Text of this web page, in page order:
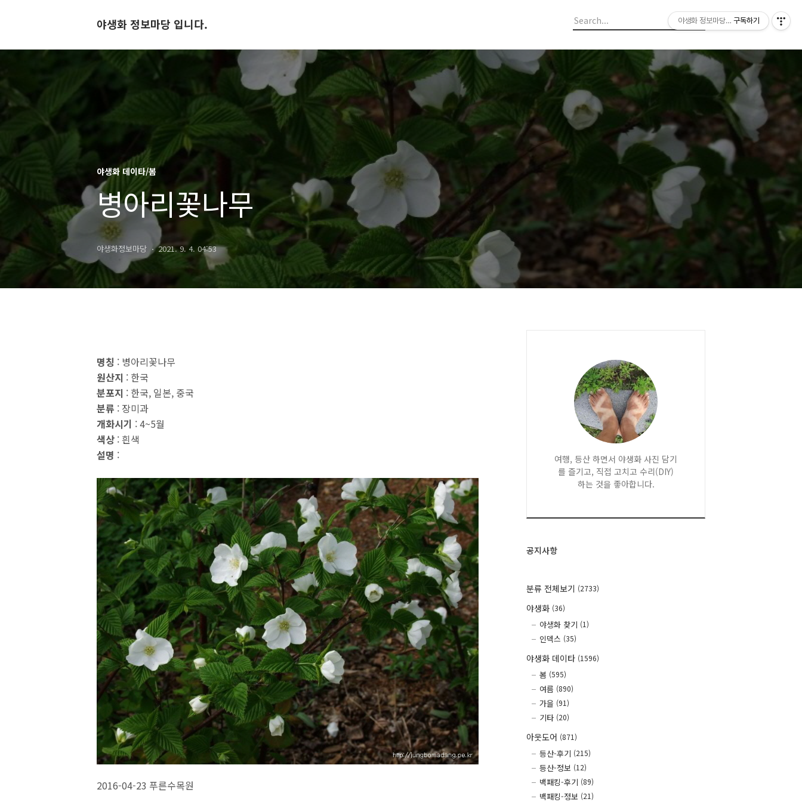
야생화 정보마당 입니다.
야생화 데이타/봄
병아리꽃나무
야생화정보마당 2021. 9. 4. 04:53
명칭 : 병아리꽃나무
원산지 : 한국
분포지 : 한국, 일본, 중국
분류 : 장미과
개화시기 : 4~5월
색상 : 흰색
설명 :
2016-04-23 푸른수목원
여행, 등산 하면서 야생화 사진 담기
를 즐기고, 직접 고치고 수리(DIY)
하는 것을 좋아합니다.
공지사항
분류 전체보기 (2733)
야생화 (36)
야생화 찾기 (1)
인덱스 (35)
야생화 데이타 (1596)
봄 (595)
여름 (890)
가을 (91)
기타 (20)
아웃도어 (871)
등산-후기 (215)
등산-정보 (12)
백패킹-후기 (89)
백패킹-정보 (21)
야생화 정보마당 입니다.
구독하기